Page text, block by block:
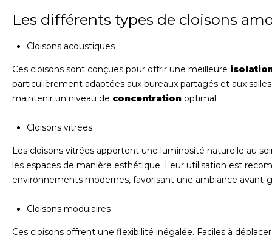
Les différents types de cloisons
Cloisons acoustiques
Ces cloisons sont conçues pour offrir une meilleure
particulièrement adaptées aux bureaux partagés et aux
maintenir un niveau de concentration optimal.
Cloisons vitrées
Les cloisons vitrées apportent une luminosité naturelle au
les espaces de manière esthétique. Leur utilisation est
environnements modernes, favorisant une ambiance avant-
Cloisons modulaires
Ces cloisons offrent une flexibilité inégalée. Faciles à